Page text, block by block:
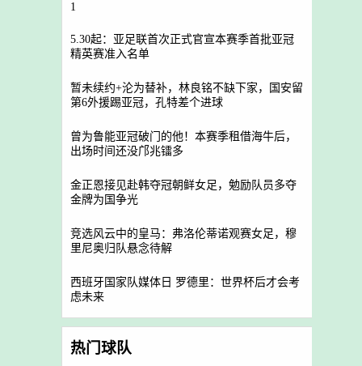
1
5.30起：亚足联首次正式官宣本赛季首批亚冠
精英赛准入名单
暂未续约+沦为替补，林良铭不缺下家，国安留
第6外援踢亚冠，孔特差个进球
曾为鲁能亚冠破门的他！本赛季租借海牛后，
出场时间还没邝兆镭多
金正恩接见赴韩夺冠朝鲜女足，勉励队员多夺
金牌为国争光
竞选风云中的皇马：弗洛伦蒂诺观赛女足，穆
里尼奥归队悬念待解
西班牙国家队媒体日 罗德里：世界杯后才会考
虑未来
热门球队